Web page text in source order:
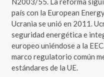
país con la European
Ucrania se unió en 2011.
seguridad energética e
europeo uniéndose a la
marco regulatorio común
estándares de la UE.